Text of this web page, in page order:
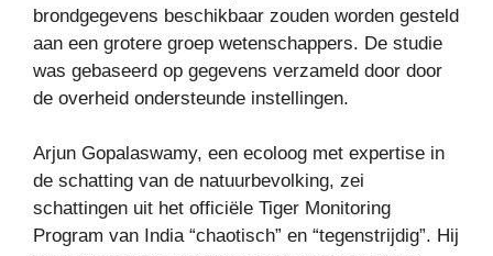
brondgegevens beschikbaar zouden worden gesteld
aan een grotere groep wetenschappers. De studie
was gebaseerd op gegevens verzameld door door
de overheid ondersteunde instellingen.
Arjun Gopalaswamy, een ecoloog met expertise in
de schatting van de natuurbevolking, zei
schattingen uit het officiële Tiger Monitoring
Program van India “chaotisch” en “tegenstrijdig”. Hij